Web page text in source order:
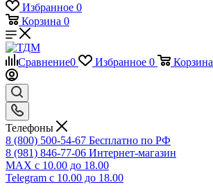
Избранное 0
Корзина 0
Сравнение0 Избранное 0 Корзина
Телефоны
8 (800) 500-54-67 Бесплатно по РФ
8 (981) 846-77-06 Интернет-магазин
MAX с 10.00 до 18.00
Telegram с 10.00 до 18.00